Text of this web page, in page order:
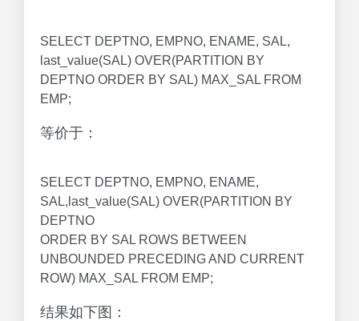
SELECT DEPTNO, EMPNO, ENAME, SAL,
last_value(SAL) OVER(PARTITION BY
DEPTNO ORDER BY SAL) MAX_SAL FROM
EMP;
等价于：
SELECT DEPTNO, EMPNO, ENAME,
SAL,last_value(SAL) OVER(PARTITION BY
DEPTNO
ORDER BY SAL ROWS BETWEEN
UNBOUNDED PRECEDING AND CURRENT
ROW) MAX_SAL FROM EMP;
结果如下图：